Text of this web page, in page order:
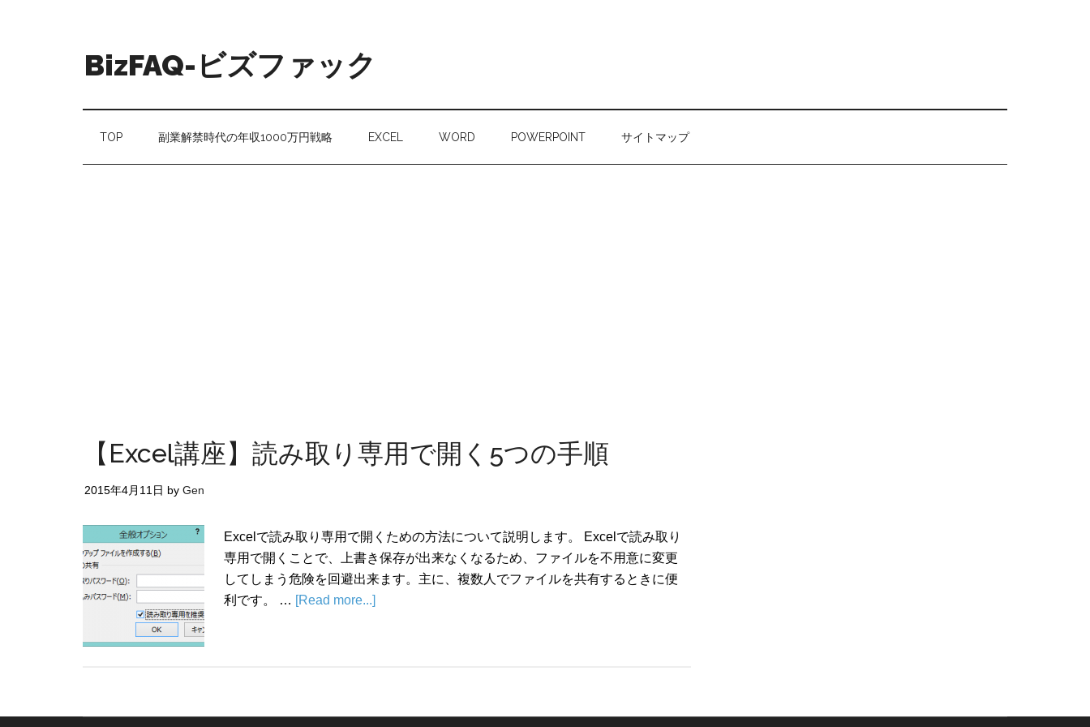
BizFAQ-ビズファック
TOP 副業解禁時代の年収1000万円戦略 EXCEL WORD POWERPOINT サイトマップ
【Excel講座】読み取り専用で開く5つの手順
2015年4月11日 by Gen
Excelで読み取り専用で開くための方法について説明します。 Excelで読み取り
専用で開くことで、上書き保存が出来なくなるため、ファイルを不用意に変更
してしまう危険を回避出来ます。主に、複数人でファイルを共有するときに便
利です。 … [Read more...]